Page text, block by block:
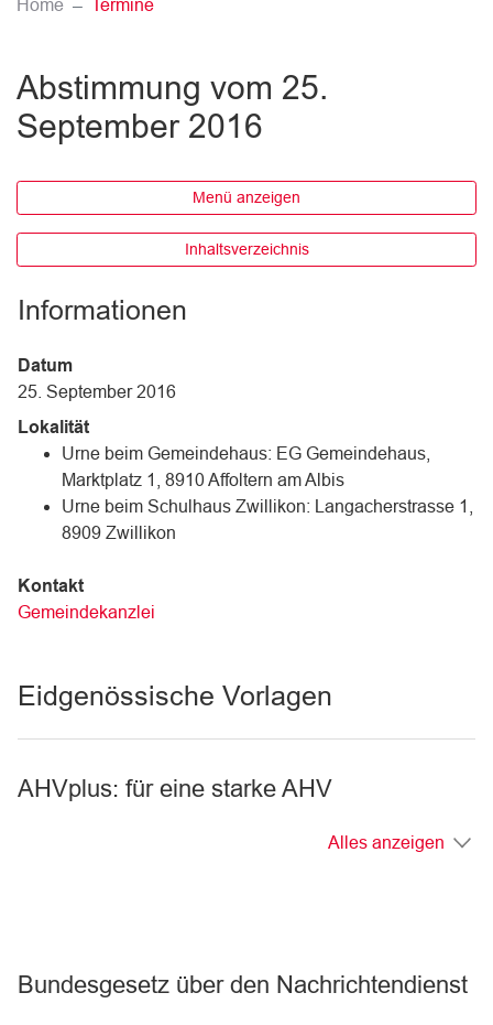
Home Termine(ausgewählt)
Abstimmung vom 25.
September 2016
Menü anzeigen
Inhaltsverzeichnis
Informationen
Datum
25. September 2016
Lokalität
Urne beim Gemeindehaus: EG Gemeindehaus,
Marktplatz 1, 8910 Affoltern am Albis
Urne beim Schulhaus Zwillikon: Langacherstrasse 1,
8909 Zwillikon
Kontakt
Gemeindekanzlei
Eidgenössische Vorlagen
AHVplus: für eine starke AHV
Alles anzeigen
Bundesgesetz über den Nachrichtendienst